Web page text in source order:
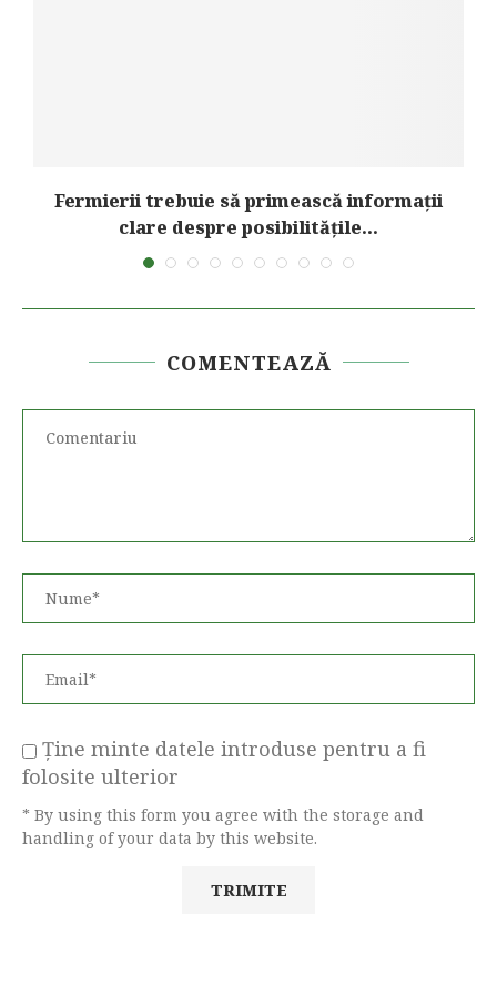
Fermierii trebuie să primească informații
clare despre posibilitățile...
COMENTEAZĂ
Ține minte datele introduse pentru a fi
folosite ulterior
* By using this form you agree with the storage and
handling of your data by this website.